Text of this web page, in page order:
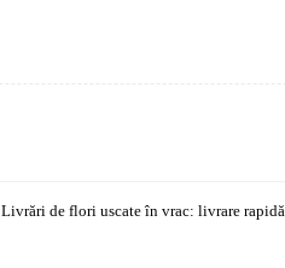
Livrări de flori uscate în vrac: livrare rapidă